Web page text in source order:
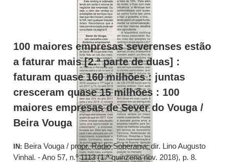
100 maiores empresas severenses estão
a faturar mais [2.ª parte de duas] :
faturam quase 160 milhões : juntas
cresceram quase 15 milhões : 100
maiores empresas de Sever do Vouga /
Beira Vouga
IN: Beira Vouga / propr. Rádio Soberania; dir. Lino Augusto
Vinhal. - Ano 57, n.º 1113 (1.ª quinzena nov. 2018), p. 8.